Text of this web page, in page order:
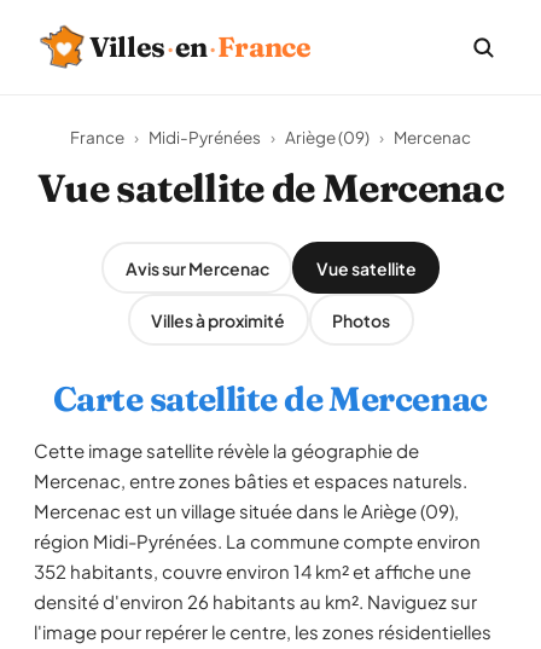
Villes·en·France
France › Midi-Pyrénées › Ariège (09) › Mercenac
Vue satellite de Mercenac
Avis sur Mercenac Vue satellite
Villes à proximité Photos
Carte satellite de Mercenac
Cette image satellite révèle la géographie de
Mercenac, entre zones bâties et espaces naturels.
Mercenac est un village située dans le Ariège (09),
région Midi-Pyrénées. La commune compte environ
352 habitants, couvre environ 14 km² et affiche une
densité d'environ 26 habitants au km². Naviguez sur
l'image pour repérer le centre, les zones résidentielles